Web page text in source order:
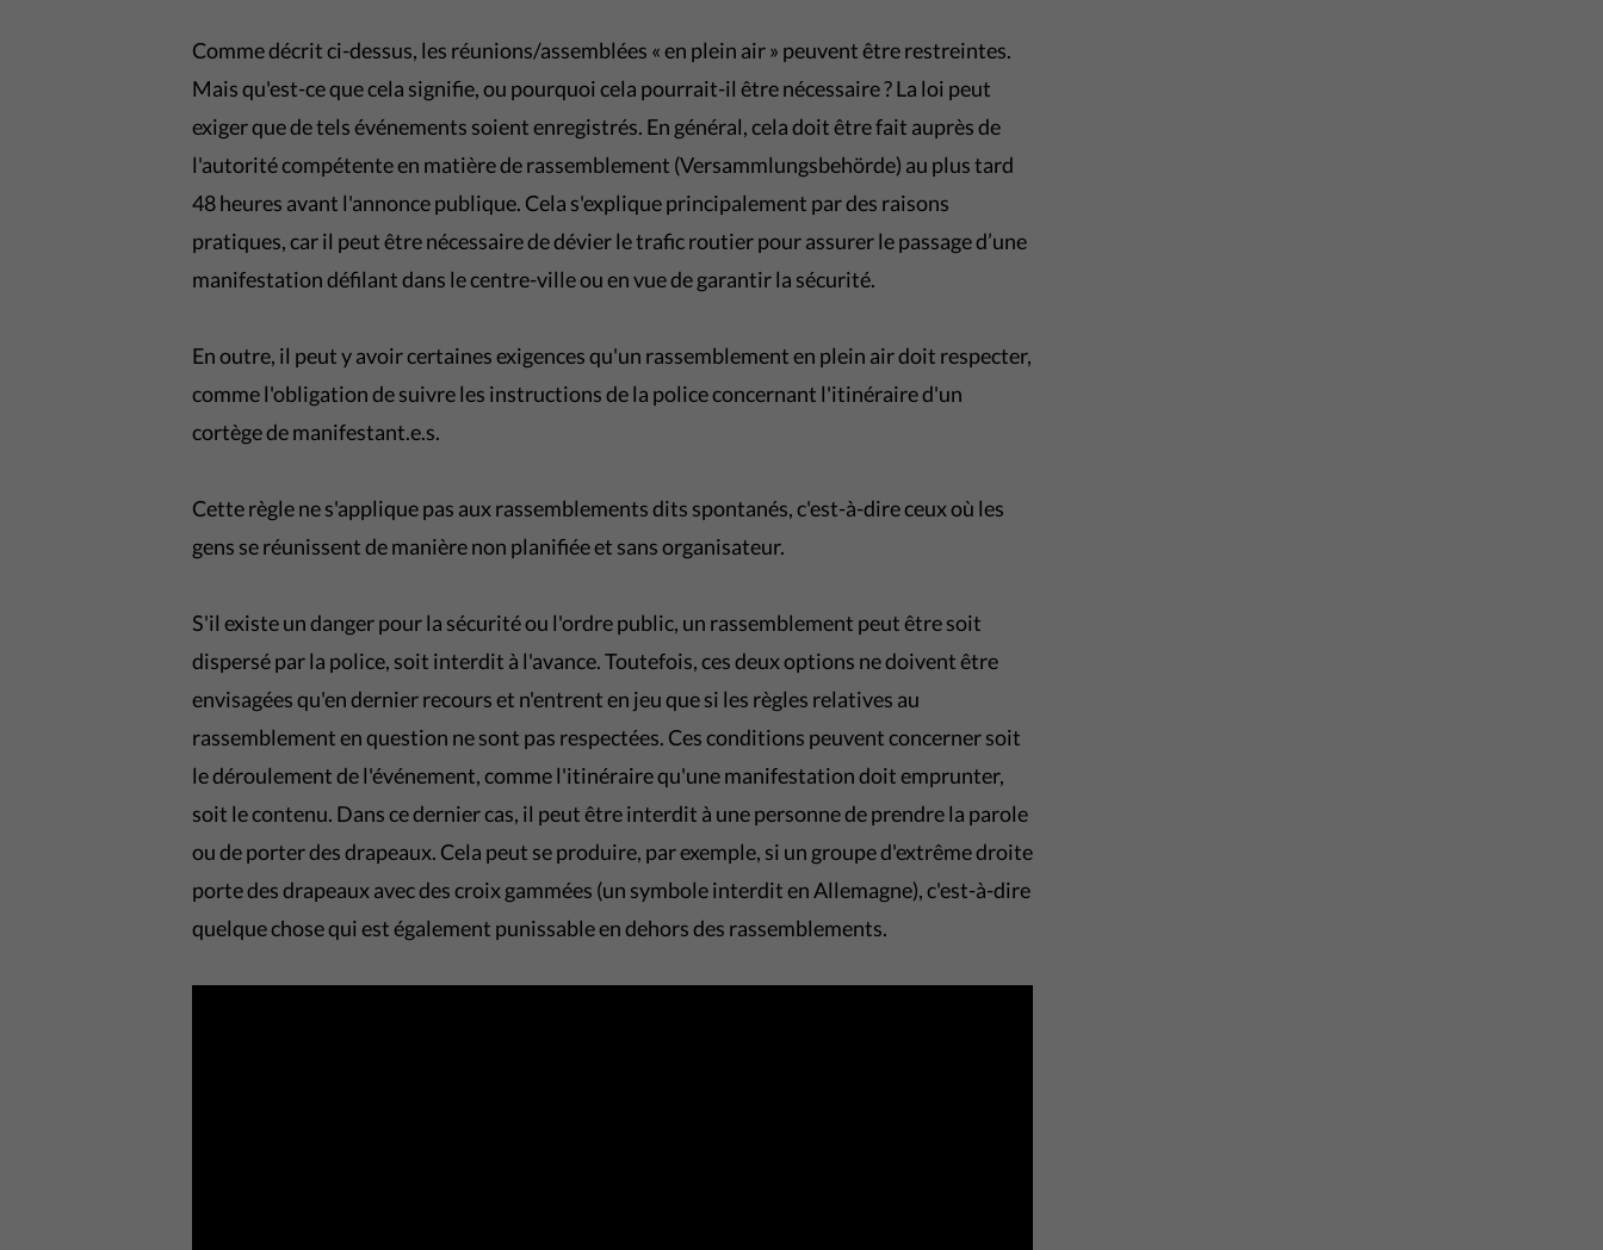
Comme décrit ci-dessus, les réunions/assemblées « en plein air » peuvent être restreintes.
Mais qu'est-ce que cela signifie, ou pourquoi cela pourrait-il être nécessaire ? La loi peut
exiger que de tels événements soient enregistrés. En général, cela doit être fait auprès de
l'autorité compétente en matière de rassemblement (Versammlungsbehörde) au plus tard
48 heures avant l'annonce publique. Cela s'explique principalement par des raisons
pratiques, car il peut être nécessaire de dévier le trafic routier pour assurer le passage d’une
manifestation défilant dans le centre-ville ou en vue de garantir la sécurité.
En outre, il peut y avoir certaines exigences qu'un rassemblement en plein air doit respecter,
comme l'obligation de suivre les instructions de la police concernant l'itinéraire d'un
cortège de manifestant.e.s.
Cette règle ne s'applique pas aux rassemblements dits spontanés, c'est-à-dire ceux où les
gens se réunissent de manière non planifiée et sans organisateur.
S'il existe un danger pour la sécurité ou l'ordre public, un rassemblement peut être soit
dispersé par la police, soit interdit à l'avance. Toutefois, ces deux options ne doivent être
envisagées qu'en dernier recours et n'entrent en jeu que si les règles relatives au
rassemblement en question ne sont pas respectées. Ces conditions peuvent concerner soit
le déroulement de l'événement, comme l'itinéraire qu'une manifestation doit emprunter,
soit le contenu. Dans ce dernier cas, il peut être interdit à une personne de prendre la parole
ou de porter des drapeaux. Cela peut se produire, par exemple, si un groupe d'extrême droite
porte des drapeaux avec des croix gammées (un symbole interdit en Allemagne), c'est-à-dire
quelque chose qui est également punissable en dehors des rassemblements.